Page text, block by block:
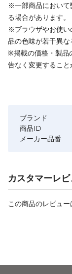
※一部商品において
る場合があります。
※ブラウザやお使い
品の色味が若干異な
※掲載の価格・製品
告なく変更すること
ブランド
商品ID
メーカー品番
カスタマーレ
この商品のレビュー